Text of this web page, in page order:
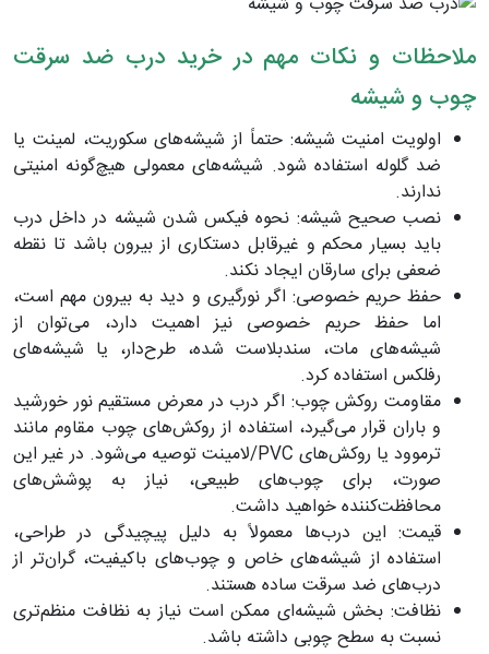
ملاحظات و نکات مهم در خرید درب ضد سرقت
چوب و شیشه
اولویت امنیت شیشه: حتماً از شیشه‌های سکوریت، لمینت یا
ضد گلوله استفاده شود. شیشه‌های معمولی هیچ‌گونه امنیتی
ندارند.
نصب صحیح شیشه: نحوه فیکس شدن شیشه در داخل درب
باید بسیار محکم و غیرقابل دستکاری از بیرون باشد تا نقطه
ضعفی برای سارقان ایجاد نکند.
حفظ حریم خصوصی: اگر نورگیری و دید به بیرون مهم است،
اما حفظ حریم خصوصی نیز اهمیت دارد، می‌توان از
شیشه‌های مات، سندبلاست شده، طرح‌دار، یا شیشه‌های
رفلکس استفاده کرد.
مقاومت روکش چوب: اگر درب در معرض مستقیم نور خورشید
و باران قرار می‌گیرد، استفاده از روکش‌های چوب مقاوم مانند
ترموود یا روکش‌های PVC/لامینت توصیه می‌شود. در غیر این
صورت، برای چوب‌های طبیعی، نیاز به پوشش‌های
محافظت‌کننده خواهید داشت.
قیمت: این درب‌ها معمولاً به دلیل پیچیدگی در طراحی،
استفاده از شیشه‌های خاص و چوب‌های باکیفیت، گران‌تر از
درب‌های ضد سرقت ساده هستند.
نظافت: بخش شیشه‌ای ممکن است نیاز به نظافت منظم‌تری
نسبت به سطح چوبی داشته باشد.